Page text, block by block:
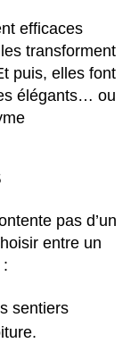
efficaces
transforment
puis, elles font
élégants… ou
pas d’un
entre un
sentiers